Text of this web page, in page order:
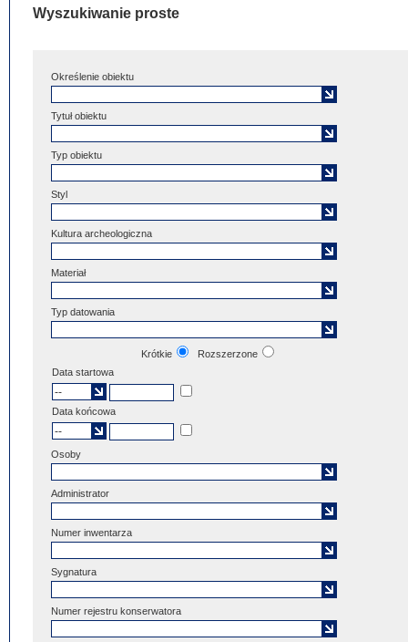
Wyszukiwanie proste
Określenie obiektu
Tytuł obiektu
Typ obiektu
Styl
Kultura archeologiczna
Materiał
Typ datowania
Krótkie
Rozszerzone
Data startowa
Data końcowa
Osoby
Administrator
Numer inwentarza
Sygnatura
Numer rejestru konserwatora